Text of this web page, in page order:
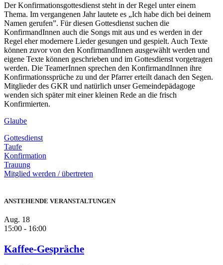
Der Konfirmationsgottesdienst steht in der Regel unter einem
Thema. Im vergangenen Jahr lautete es „Ich habe dich bei deinem
Namen gerufen”. Für diesen Gottesdienst suchen die
KonfirmandInnen auch die Songs mit aus und es werden in der
Regel eher modernere Lieder gesungen und gespielt. Auch Texte
können zuvor von den KonfirmandInnen ausgewählt werden und
eigene Texte können geschrieben und im Gottesdienst vorgetragen
werden. Die TeamerInnen sprechen den KonfirmandInnen ihre
Konfirmationssprüche zu und der Pfarrer erteilt danach den Segen.
Mitglieder des GKR und natürlich unser Gemeindepädagoge
wenden sich später mit einer kleinen Rede an die frisch
Konfirmierten.
Glaube
Gottesdienst
Taufe
Konfirmation
Trauung
Mitglied werden / übertreten
ANSTEHENDE VERANSTALTUNGEN
Aug. 18
15:00 - 16:00
Kaffee-Gespräche